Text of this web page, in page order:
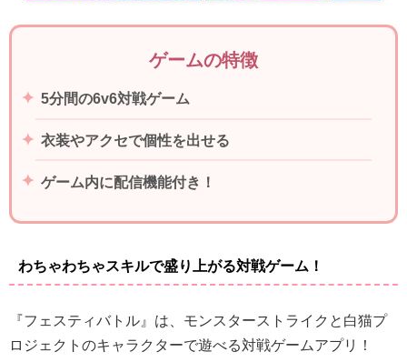
ゲームの特徴
5分間の6v6対戦ゲーム
衣装やアクセで個性を出せる
ゲーム内に配信機能付き！
わちゃわちゃスキルで盛り上がる対戦ゲーム！
『フェスティバトル』は、モンスターストライクと白猫プ
ロジェクトのキャラクターで遊べる対戦ゲームアプリ！